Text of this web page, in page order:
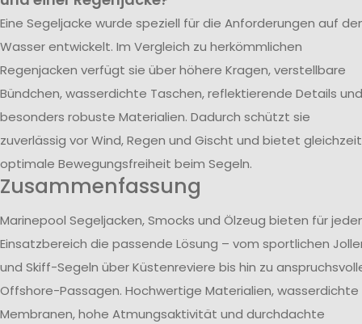
Eine Segeljacke wurde speziell für die Anforderungen auf
Wasser entwickelt. Im Vergleich zu herkömmlichen
Regenjacken verfügt sie über höhere Kragen, verstellbare
Bündchen, wasserdichte Taschen, reflektierende Details und
besonders robuste Materialien. Dadurch schützt sie
zuverlässig vor Wind, Regen und Gischt und bietet
optimale Bewegungsfreiheit beim Segeln.
Zusammenfassung
Marinepool Segeljacken, Smocks und Ölzeug bieten für
Einsatzbereich die passende Lösung – vom sportlichen
und Skiff-Segeln über Küstenreviere bis hin zu
Offshore-Passagen. Hochwertige Materialien, wasserdichte
Membranen, hohe Atmungsaktivität und durchdachte